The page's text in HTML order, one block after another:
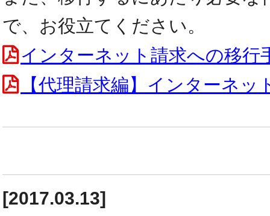
で、お役立てください。
インターネット請求への移行
【代理請求編】インターネ
[2017.03.13]